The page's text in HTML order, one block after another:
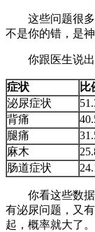
这些问题很多
不是你的错，是神
你跟医生说出
症状 比
泌尿症状
背痛
腿痛
麻木
肠道症状
你看这些数据
有泌尿问题，又
起，概率就大了。